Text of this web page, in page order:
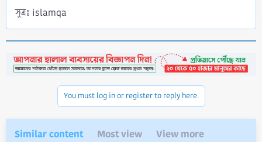
সুত্রঃ islamqa
You must log in or register to reply here.
Similar content Most view View more